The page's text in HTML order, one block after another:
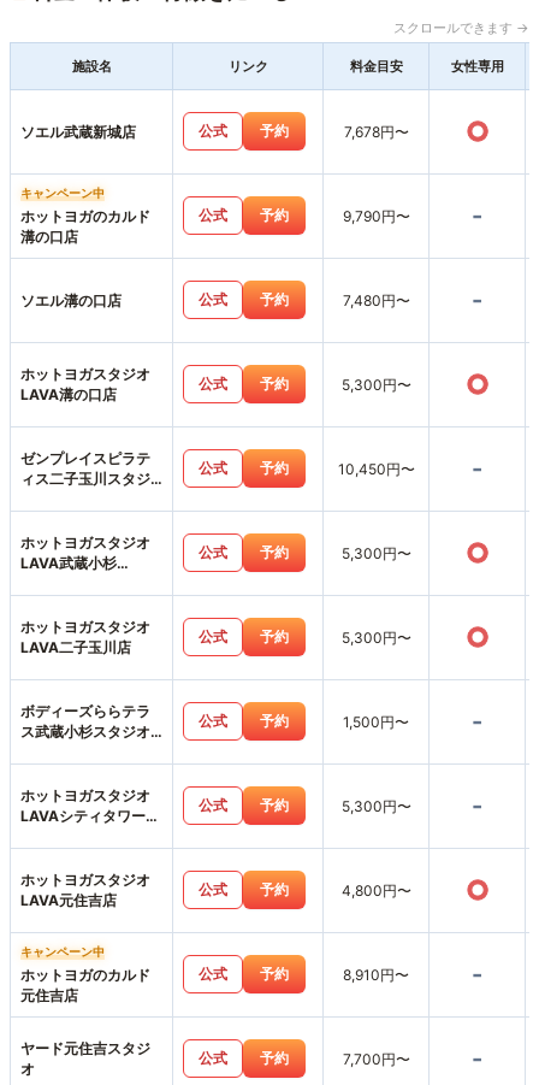
スクロールできます →
施設名 リンク 料金目安 女性専用
ソエル武蔵新城店 公式 予約 7,678円〜 ○
キャンペーン中
ホットヨガのカルド
溝の口店
公式 予約 9,790円〜 -
ソエル溝の口店 公式 予約 7,480円〜 -
ホットヨガスタジオ
LAVA溝の口店
公式 予約 5,300円〜 ○
ゼンプレイスピラテ
ィス二子玉川スタジ
公式 予約 10,450円〜 -
ホットヨガスタジオ
LAVA武蔵小杉
公式 予約 5,300円〜 ○
ホットヨガスタジオ
LAVA二子玉川店
公式 予約 5,300円〜 ○
ボディーズららテラ
ス武蔵小杉スタジオ
公式 予約 1,500円〜 -
ホットヨガスタジオ
LAVAシティタワー武
公式 予約 5,300円〜 -
ホットヨガスタジオ
LAVA元住吉店
公式 予約 4,800円〜 ○
キャンペーン中
ホットヨガのカルド
元住吉店
公式 予約 8,910円〜 -
ヤード元住吉スタジ
オ
公式 予約 7,700円〜 -